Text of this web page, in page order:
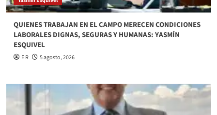
QUIENES TRABAJAN EN EL CAMPO MERECEN CONDICIONES
LABORALES DIGNAS, SEGURAS Y HUMANAS: YASMÍN
ESQUIVEL
E R 5 agosto, 2026